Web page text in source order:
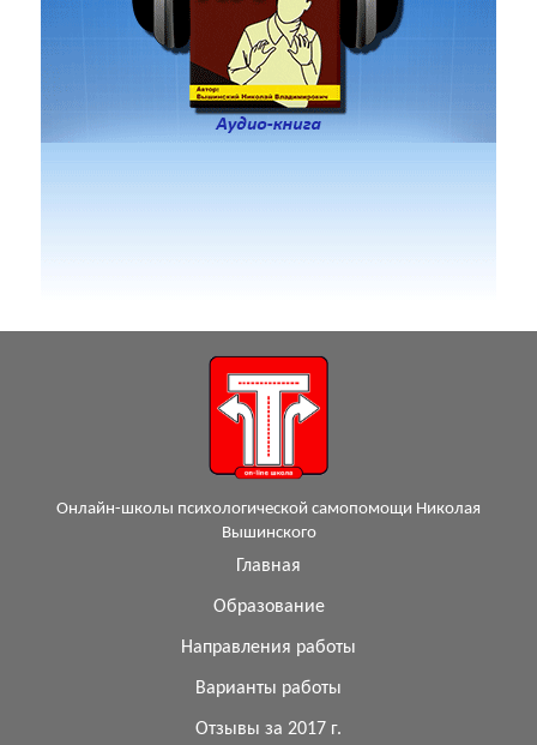
Онлайн-школы психологической самопомощи Николая
Вышинского
Главная
Образование
Направления работы
Варианты работы
Отзывы за 2017 г.